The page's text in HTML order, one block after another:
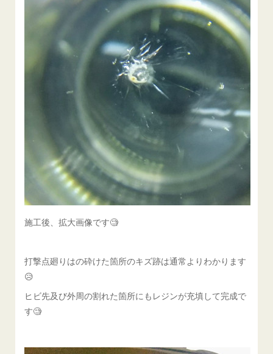
施工後、拡大画像です🧐
打撃点廻りはの砕けた箇所のキズ跡は通常よりわかります
😥
ヒビ先及び外周の割れた箇所にもレジンが充填して完成で
す🧐